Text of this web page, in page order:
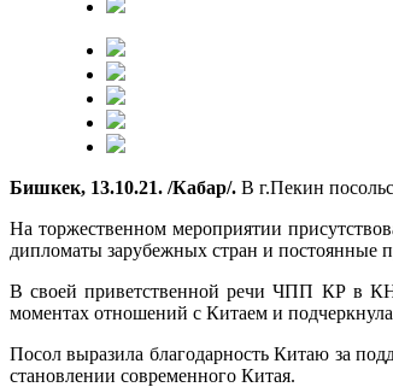
Бишкек, 13.10.21. /Кабар/. В г.Пекин
На торжественном мероприятии
дипломаты зарубежных стран и постоянные
В своей приветственной речи ЧПП КР в
моментах отношений с Китаем и
Посол выразила благодарность Китаю за
становлении современного Китая.